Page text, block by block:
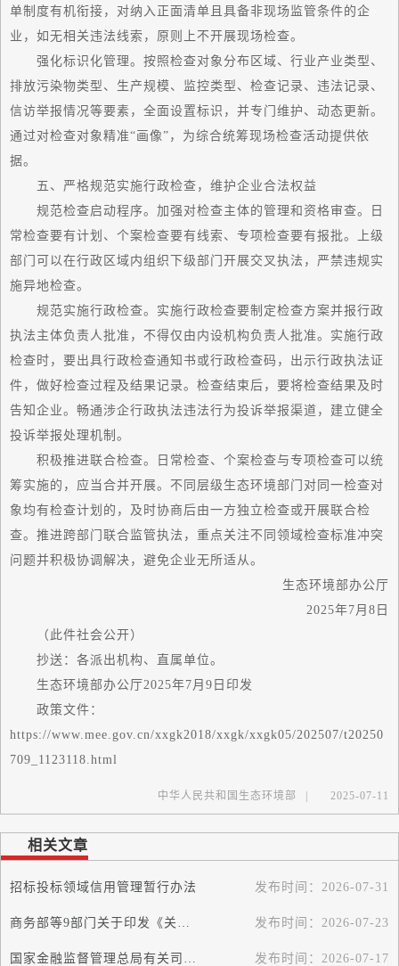
单制度有机衔接，对纳入正面清单且具备非现场监管条件的企
业，如无相关违法线索，原则上不开展现场检查。
强化标识化管理。按照检查对象分布区域、行业产业类型、
排放污染物类型、生产规模、监控类型、检查记录、违法记录、
信访举报情况等要素，全面设置标识，并专门维护、动态更新。
通过对检查对象精准“画像”，为综合统筹现场检查活动提供依
据。
五、严格规范实施行政检查，维护企业合法权益
规范检查启动程序。加强对检查主体的管理和资格审查。日
常检查要有计划、个案检查要有线索、专项检查要有报批。上级
部门可以在行政区域内组织下级部门开展交叉执法，严禁违规实
施异地检查。
规范实施行政检查。实施行政检查要制定检查方案并报行政
执法主体负责人批准，不得仅由内设机构负责人批准。实施行政
检查时，要出具行政检查通知书或行政检查码，出示行政执法证
件，做好检查过程及结果记录。检查结束后，要将检查结果及时
告知企业。畅通涉企行政执法违法行为投诉举报渠道，建立健全
投诉举报处理机制。
积极推进联合检查。日常检查、个案检查与专项检查可以统
筹实施的，应当合并开展。不同层级生态环境部门对同一检查对
象均有检查计划的，及时协商后由一方独立检查或开展联合检
查。推进跨部门联合监管执法，重点关注不同领域检查标准冲突
问题并积极协调解决，避免企业无所适从。
生态环境部办公厅
2025年7月8日
（此件社会公开）
抄送：各派出机构、直属单位。
生态环境部办公厅2025年7月9日印发
政策文件：
https://www.mee.gov.cn/xxgk2018/xxgk/xxgk05/202507/t20250
709_1123118.html
中华人民共和国生态环境部 2025-07-11
相关文章
招标投标领域信用管理暂行办法 发布时间： 2026-07-31
商务部等9部门关于印发《关于促进家政服务业高质量发展的若干政策措施》的... 发布时间： 2026-07-23
国家金融监督管理总局有关司局负责人就《国家金融监督管理总局关于严重失信... 发布时间： 2026-07-17